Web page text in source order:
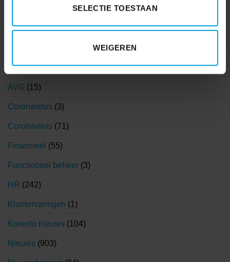
SELECTIE TOESTAAN
WEIGEREN
AFAS(7)
AVG (15)
Coronavirus (3)
Coronavirus (71)
Financieel (55)
Functioneel beheer (3)
HR (242)
Klantervaringen (1)
Korento nieuws (104)
Nieuws (903)